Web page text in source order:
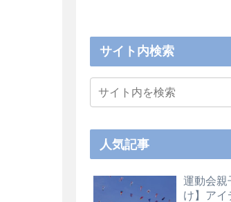
サイト内検索
人気記事
運動会親
け】アイ